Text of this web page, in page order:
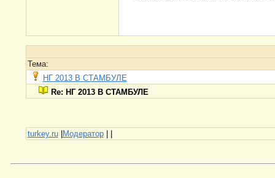
Тема:
НГ 2013 В СТАМБУЛЕ
Re: НГ 2013 В СТАМБУЛЕ
turkey.ru|Модератор| |